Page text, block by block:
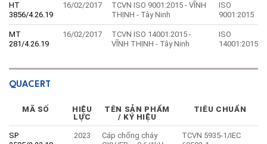
HT
3856/4.26.19
16/02/2017
TCVN ISO 9001:2015 - VĨNH
THỊNH - Tây Ninh
ISO
9001:2015
MT
281/4.26.19
16/02/2017
TCVN ISO 14001:2015 -
VĨNH THỊNH - Tây Ninh
ISO
14001:2015
QUACERT
MÃ SỐ
HIỆU
LỰC
TÊN SẢN PHẨM
/ KÝ HIỆU
TIÊU CHUẨN
SP
2023
Cáp chống cháy
TCVN 5935-1/IEC